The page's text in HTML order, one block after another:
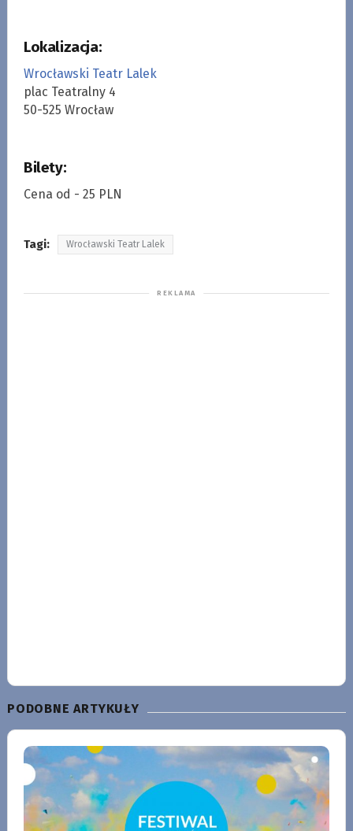
Lokalizacja:
Wrocławski Teatr Lalek
plac Teatralny 4
50-525 Wrocław
Bilety:
Cena od - 25 PLN
Tagi: Wrocławski Teatr Lalek
PODOBNE ARTYKUŁY